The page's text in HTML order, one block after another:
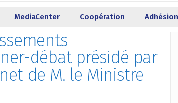
MediaCenter Coopération Adhésion
débat présidé par
de M. le Ministre